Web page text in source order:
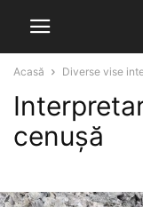
Acasă Diverse vise
cenușă